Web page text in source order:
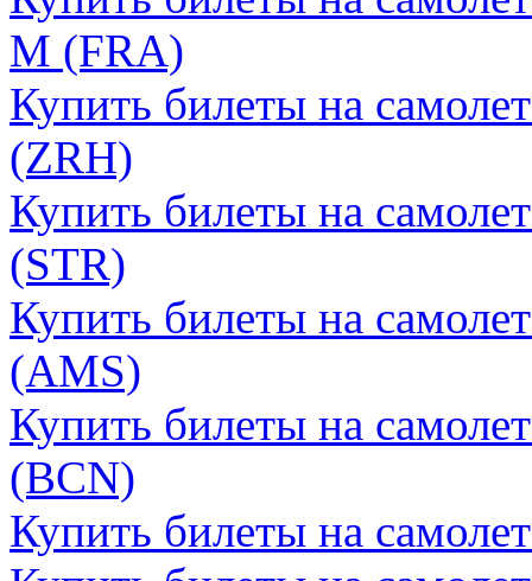
М (FRA)
Купить билеты на
(ZRH)
Купить билеты на
(STR)
Купить билеты на
(AMS)
Купить билеты на
(BCN)
Купить билеты на